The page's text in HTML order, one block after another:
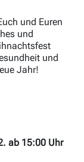
und Euren
und
und
Jahr!
ab 15:00 Uhr